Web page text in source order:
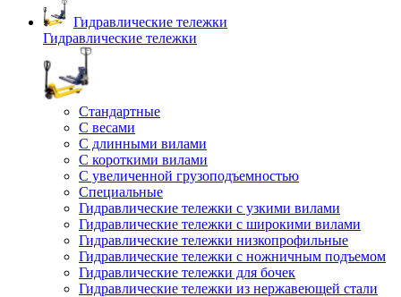
Гидравлические тележки
Гидравлические тележки
Стандартные
С весами
С длинными вилами
С короткими вилами
С увеличенной грузоподъемностью
Специальные
Гидравлические тележки с узкими вилами
Гидравлические тележки с широкими вилами
Гидравлические тележки низкопрофильные
Гидравлические тележки с ножничным подъемом
Гидравлические тележки для бочек
Гидравлические тележки из нержавеющей стали